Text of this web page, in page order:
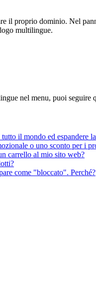
il proprio dominio. Nel
multilingue.
nel menu, puoi seguire
tutto il mondo ed
o uno sconto per i
carrello al mio sito web?
come "bloccato". Perché?